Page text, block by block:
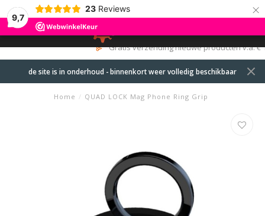
9,7
23 Reviews ×
MENU
0
Gratis verzending nieuwe producten v.a. € 120,-
de site is in onderhoud - binnenkort weer volledig beschikbaar
Home / QUAD LOCK Mag Phone Ring Grip